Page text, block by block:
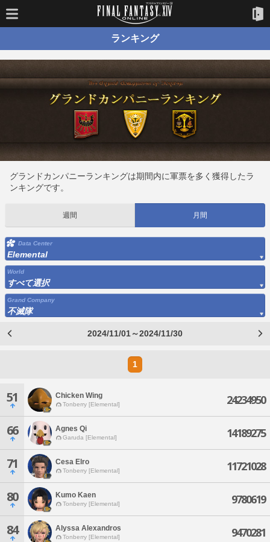
ランキング
グランドカンパニーランキングは期間内に軍票を多く獲得したラ
ンキングです。
週間 月間
Data Center
Elemental
World
すべて選択
Grand Company
不滅隊
2024/11/01～2024/11/30
1
51 Chicken Wing
Tonberry [Elemental] 24234950
66 Agnes Qi
Garuda [Elemental] 14189275
71 Cesa Elro
Tonberry [Elemental] 11721028
80 Kumo Kaen
Tonberry [Elemental] 9780619
84 Alyssa Alexandros
Tonberry [Elemental] 9470281